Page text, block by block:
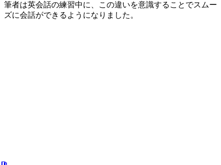
筆者は英会話の練習中に、この違いを意識することでスムー
ズに会話ができるようになりました。